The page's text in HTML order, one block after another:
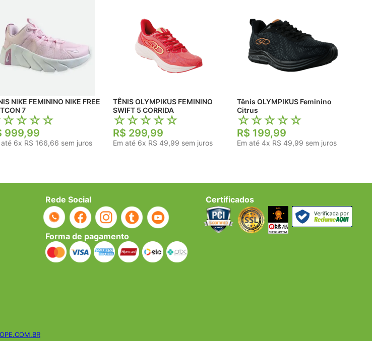
NIKE FEMININO NIKE FREE
7
☆☆☆☆
999,99
até 6x R$ 166,66 sem juros
TÊNIS OLYMPIKUS FEMININO
SWIFT 5 CORRIDA
☆☆☆☆☆
R$ 299,99
Em até 6x R$ 49,99 sem juros
Tênis OLYMPIKUS Feminino
Citrus
☆☆☆☆☆
R$ 199,99
Em até 4x R$ 49,99 sem juros
Rede Social
Forma de pagamento
Certificados